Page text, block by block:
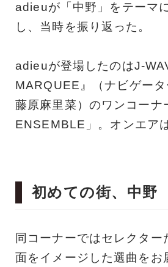
adieuが「中野」をテーマ
し、当時を振り返った。
adieuが登場したのはJ-
MARQUEE』（ナビゲー
藤原麻里菜）のワンコーナ
ENSEMBLE」。オンエア
初めての街、中野
同コーナーではセレクタ
面をイメージした選曲をお